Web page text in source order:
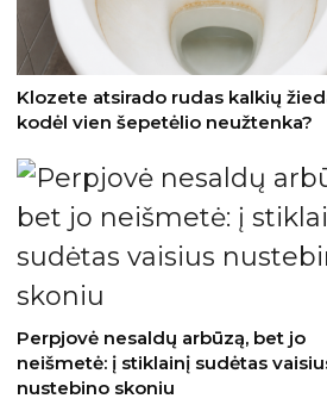
išbėga
dažniausiai
formuojant
Braškių
2026:
Klozete atsirado rudas kalkių
kodėl vien šepetėlio neužtenka?
Perpjovė nesaldų arbūzą, bet jo
neišmetė: į stiklainį sudėtas
nustebino skoniu